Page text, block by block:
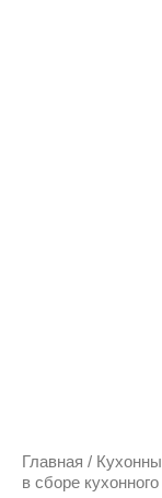
Главная /
в сборе